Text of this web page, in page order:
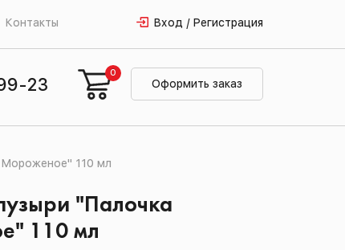
Контакты Вход / Регистрация
23 Оформить заказ
0
110 мл
"Палочка
110 мл